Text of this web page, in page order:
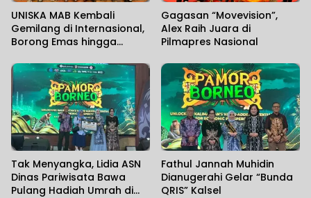
UNISKA MAB Kembali
Gemilang di Internasional,
Borong Emas hingga
Gagasan “Movevision”,
Alex Raih Juara di
Pilmapres Nasional
Tak Menyangka, Lidia ASN
Dinas Pariwisata Bawa
Pulang Hadiah Umrah di
Fathul Jannah Muhidin
Dianugerahi Gelar “Bunda
QRIS” Kalsel